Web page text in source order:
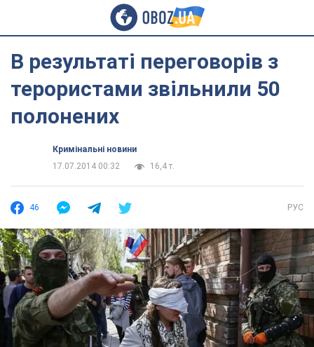
В результаті переговорів з
терористами звільнили 50
полонених
Кримінальні новини
17.07.2014 00:32
16,4 т.
46 РУС